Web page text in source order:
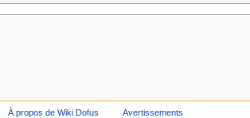
À propos de Wiki Dofus Avertissements